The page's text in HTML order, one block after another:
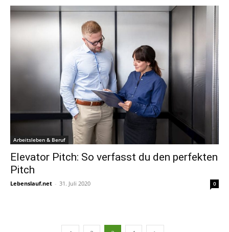
Arbeitsleben & Beruf
Elevator Pitch: So verfasst du den perfekten
Pitch
Lebenslauf.net - 31. Juli 2020 0